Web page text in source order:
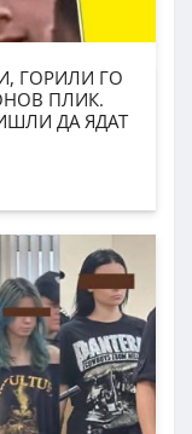
ГОРИЛИ ГО
ПЛИК.
ДА ЯДАТ